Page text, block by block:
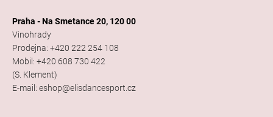
Praha - Na Smetance 20, 120 00
Vinohrady
Prodejna: +420 222 254 108
Mobil: +420 608 730 422
(S. Klement)
E-mail: eshop@elisdancesport.cz